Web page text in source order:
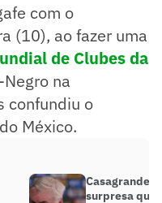
com o
(10), ao fazer uma
de Clubes da
na
confundiu o
México.
Casagrande
surpresa que